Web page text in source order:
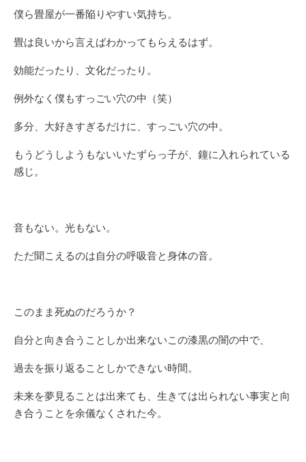
僕ら畳屋が一番陥りやすい気持ち。
畳は良いから言えばわかってもらえるはず。
効能だったり、文化だったり。
例外なく僕もすっごい穴の中（笑）
多分、大好きすぎるだけに、すっごい穴の中。
もうどうしようもないいたずらっ子が、鐘に入れられている
感じ。
音もない。光もない。
ただ聞こえるのは自分の呼吸音と身体の音。
このまま死ぬのだろうか？
自分と向き合うことしか出来ないこの漆黒の闇の中で、
過去を振り返ることしかできない時間。
未来を夢見ることは出来ても、生きては出られない事実と向
き合うことを余儀なくされた今。